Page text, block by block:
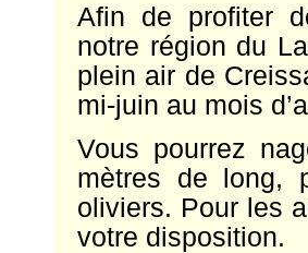
Afin de profiter
notre région du
plein air de
mi-juin au mois
Vous pourrez
mètres de long,
oliviers. Pour les
votre disposition.